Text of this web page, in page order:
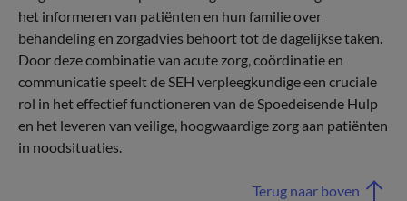
het informeren van patiënten en hun familie over
behandeling en zorgadvies behoort tot de dagelijkse taken.
Door deze combinatie van acute zorg, coördinatie en
communicatie speelt de SEH verpleegkundige een cruciale
rol in het effectief functioneren van de Spoedeisende Hulp
en het leveren van veilige, hoogwaardige zorg aan patiënten
in noodsituaties.
Terug naar boven